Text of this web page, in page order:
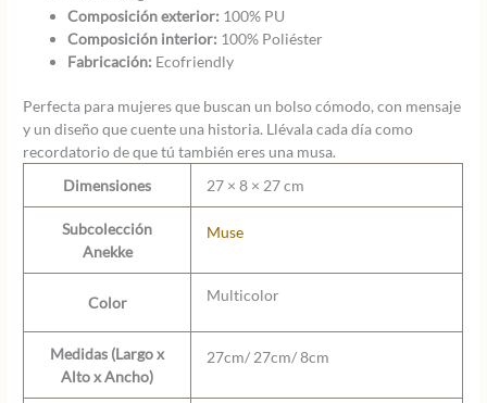
Composición exterior: 100% PU
Composición interior: 100% Poliéster
Fabricación: Ecofriendly
Perfecta para mujeres que buscan un bolso cómodo, con mensaje
y un diseño que cuente una historia. Llévala cada día como
recordatorio de que tú también eres una musa.
Dimensiones
27 × 8 × 27 cm
Subcolección
Anekke
Muse
Color Multicolor
Medidas (Largo x
Alto x Ancho)
27cm/ 27cm/ 8cm